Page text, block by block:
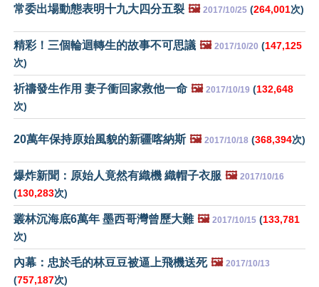
常委出場動態表明十九大四分五裂 🖼️ 2017/10/25 (264,001次)
精彩！三個輪迴轉生的故事不可思議 🖼️ 2017/10/20 (147,125
次)
祈禱發生作用 妻子衝回家救他一命 🖼️ 2017/10/19 (132,648
次)
20萬年保持原始風貌的新疆喀納斯 🖼️ 2017/10/18 (368,394次)
爆炸新聞：原始人竟然有織機 織帽子衣服 🖼️ 2017/10/16
(130,283次)
叢林沉海底6萬年 墨西哥灣曾歷大難 🖼️ 2017/10/15 (133,781
次)
內幕：忠於毛的林豆豆被逼上飛機送死 🖼️ 2017/10/13
(757,187次)